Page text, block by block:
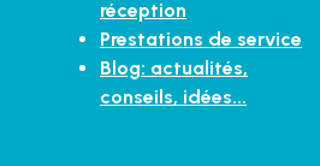
réception
Prestations de service
Blog: actualités,
conseils, idées...